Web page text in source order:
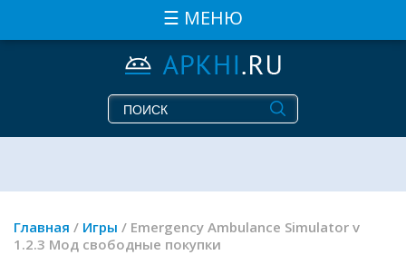
☰ МЕНЮ
Главная / Игры / Emergency Ambulance Simulator v
1.2.3 Мод свободные покупки